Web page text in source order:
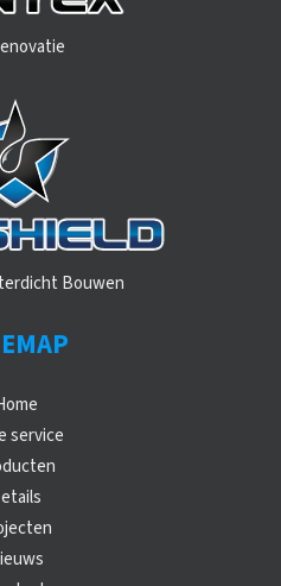
Bouwen
service